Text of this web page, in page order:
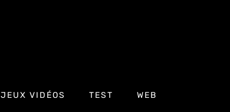
JEUX VIDÉOS TEST WEB